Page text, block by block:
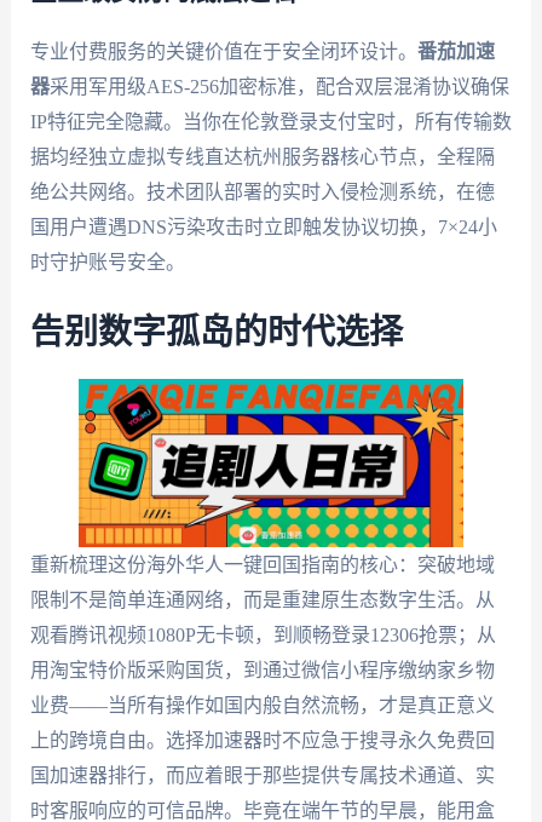
专业付费服务的关键价值在于安全闭环设计。 番茄加速
器采用军用级AES-256加密标准，配合双层混淆协议确保
IP特征完全隐藏。当你在伦敦登录支付宝时，所有传输数
据均经独立虚拟专线直达杭州服务器核心节点，全程隔
绝公共网络。技术团队部署的实时入侵检测系统，在德
国用户遭遇DNS污染攻击时立即触发协议切换，7×24小
时守护账号安全。
告别数字孤岛的时代选择
重新梳理这份海外华人一键回国指南的核心：突破地域
限制不是简单连通网络，而是重建原生态数字生活。从
观看腾讯视频1080P无卡顿，到顺畅登录12306抢票；从
用淘宝特价版采购国货，到通过微信小程序缴纳家乡物
业费——当所有操作如国内般自然流畅，才是真正意义
上的跨境自由。选择加速器时不应急于搜寻永久免费回
国加速器排行，而应着眼于那些提供专属技术通道、实
时客服响应的可信品牌。毕竟在端午节的早晨，能用盒